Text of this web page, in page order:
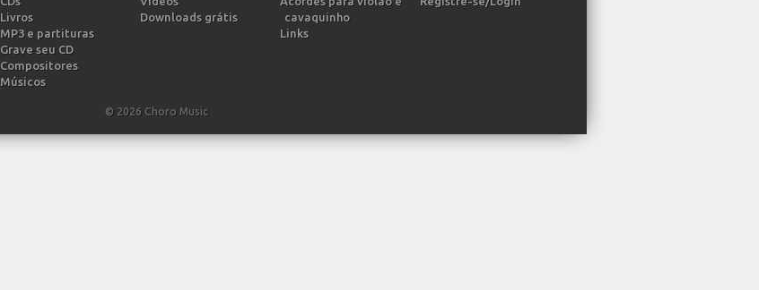
Livros
MP3 e partituras
Grave seu CD
Compositores
Músicos
Downloads grátis
cavaquinho
Links
© 2026 Choro Music